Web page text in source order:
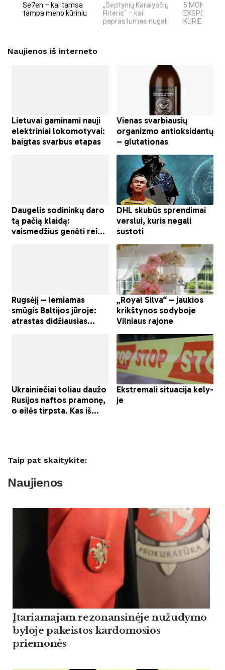
Se7en – kai tamsa
tampa meno kūriniu
„Septynių Karalysčių
Riteris" – kai
paprastumas nugali
5 MOKSLINIAI
KURIE
Naujienos iš interneto
Taip pat skaitykite:
Naujienos
Įtariamajam rezonansinėje nužudymo
byloje pakeistos kardomosios
priemonės